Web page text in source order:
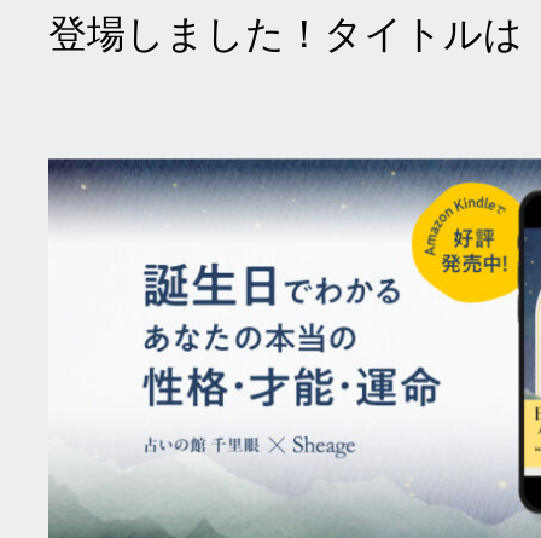
登場しました！タイトルは